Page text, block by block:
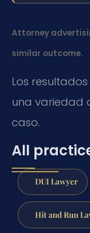
Attorney
similar outcome.
Los
una variedad
caso.
All
DUI Lawyer
Hit and Run